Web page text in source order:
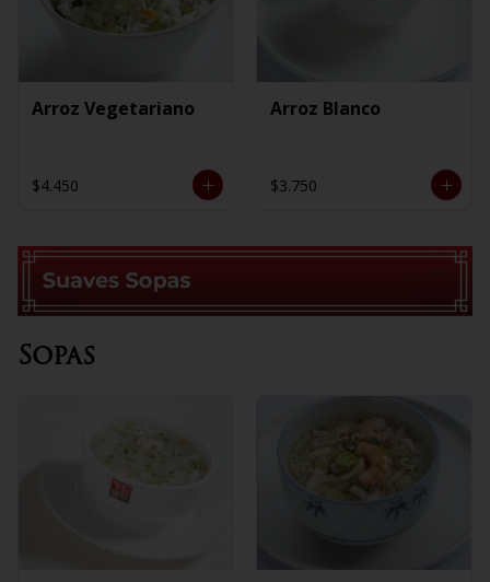
Arroz Vegetariano
$4.450
Arroz Blanco
$3.750
Sopas